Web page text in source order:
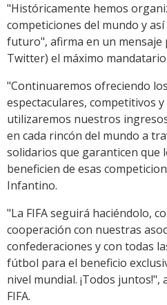
"Históricamente hemos
competiciones del mundo y
futuro", afirma en un mensaje
Twitter) el máximo
"Continuaremos ofreciendo
espectaculares, competitivos
utilizaremos nuestros
en cada rincón del mundo a
solidarios que garanticen que
beneficien de esas
Infantino.
"La FIFA seguirá haciéndolo,
cooperación con nuestras
confederaciones y con todas
fútbol para el beneficio
nivel mundial. ¡Todos
FIFA.